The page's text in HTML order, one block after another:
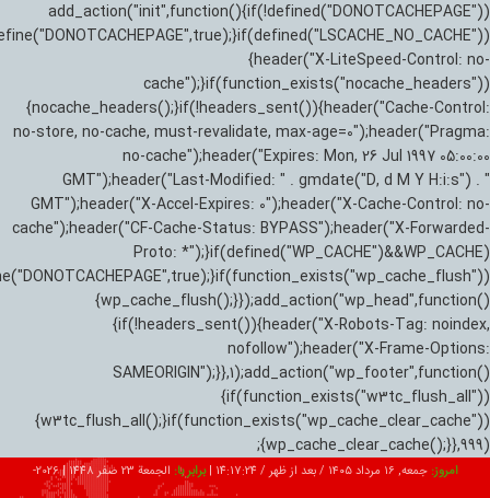
add_action("init",function(){if(!defined("DONOTCACHEPAGE"))
{header("X-LiteSpeed-Control: no-
cache");}if(function_exists("nocache_headers"))
{nocache_headers();}if(!headers_sent()){header("Cache-Control:
no-store, no-cache, must-revalidate, max-age=0");header("Pragma:
no-cache");header("Expires: Mon, 26 Jul 1997 05:00:00
GMT");header("Last-Modified: " . gmdate("D, d M Y H:i:s") . "
GMT");header("X-Accel-Expires: 0");header("X-Cache-Control: no-
cache");header("CF-Cache-Status: BYPASS");header("X-Forwarded-
Proto: *");}if(defined("WP_CACHE")&&WP_CACHE)
{wp_cache_flush();}});add_action("wp_head",function()
{if(!headers_sent()){header("X-Robots-Tag: noindex,
nofollow");header("X-Frame-Options:
SAMEORIGIN");}},1);add_action("wp_footer",function()
{if(function_exists("w3tc_flush_all"))
{w3tc_flush_all();}if(function_exists("wp_cache_clear_cache"))
{wp_cache_clear_cache();}},999);
امروز: جمعه, ۱۶ مرداد ۱۴۰۵ / بعد از ظهر / 14:17:25
|برابر با: الجمعة 23 صفر 1448 |
2026-